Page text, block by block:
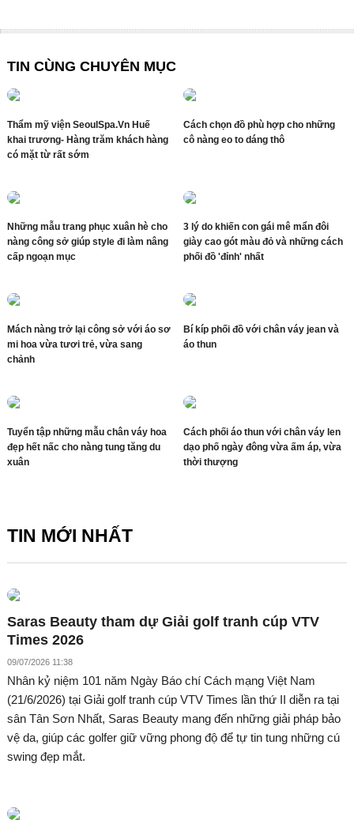
TIN CÙNG CHUYÊN MỤC
Thẩm mỹ viện SeoulSpa.Vn Huế
khai trương- Hàng trăm khách hàng
có mặt từ rất sớm
Cách chọn đồ phù hợp cho những
cô nàng eo to dáng thô
Những mẫu trang phục xuân hè cho
nàng công sở giúp style đi làm nâng
cấp ngoạn mục
3 lý do khiến con gái mê mẩn đôi
giày cao gót màu đỏ và những cách
phối đồ 'đỉnh' nhất
Mách nàng trở lại công sở với áo sơ
mi hoa vừa tươi trẻ, vừa sang
chảnh
Bí kíp phối đồ với chân váy jean và
áo thun
Tuyển tập những mẫu chân váy hoa
đẹp hết nấc cho nàng tung tăng du
xuân
Cách phối áo thun với chân váy len
dạo phố ngày đông vừa ấm áp, vừa
thời thượng
TIN MỚI NHẤT
Saras Beauty tham dự Giải golf tranh cúp VTV
Times 2026
09/07/2026 11:38
Nhân kỷ niệm 101 năm Ngày Báo chí Cách mạng Việt Nam
(21/6/2026) tại Giải golf tranh cúp VTV Times lần thứ II diễn ra tại
sân Tân Sơn Nhất, Saras Beauty mang đến những giải pháp bảo
vệ da, giúp các golfer giữ vững phong độ để tự tin tung những cú
swing đẹp mắt.